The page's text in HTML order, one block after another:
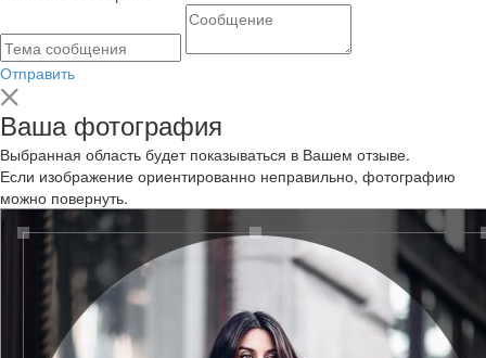
Отправить
Ваша фотография
Выбранная область будет показываться в Вашем отзыве.
Если изображение ориентированно неправильно, фотографию
можно повернуть.